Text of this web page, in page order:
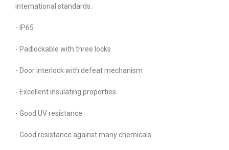
international standards.
- IP65
- Padlockable with three locks
- Door interlock with defeat mechanism
- Excellent insulating properties
- Good UV resistance
- Good resistance against many chemicals